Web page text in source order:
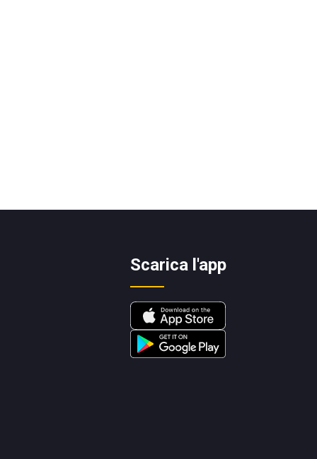
Scarica l'app